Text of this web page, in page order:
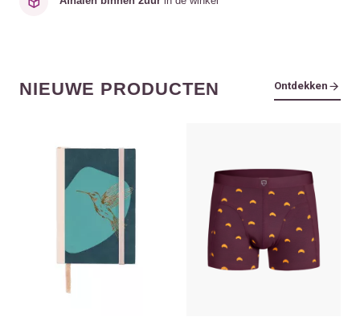
NIEUWE PRODUCTEN Ontdekken